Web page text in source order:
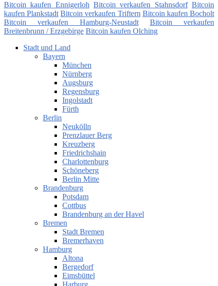
Bitcoin kaufen Ennigerloh Bitcoin verkaufen Stahnsdorf Bitcoin
kaufen Plankstadt Bitcoin verkaufen Triftern Bitcoin kaufen Bocholt
Bitcoin verkaufen Hamburg-Neustadt
Bitcoin verkaufen
Breitenbrunn / Erzgebirge Bitcoin kaufen Olching
Stadt und Land
Bayern
München
Nürnberg
Augsburg
Regensburg
Ingolstadt
Fürth
Berlin
Neukölln
Prenzlauer Berg
Kreuzberg
Friedrichshain
Charlottenburg
Schöneberg
Berlin Mitte
Brandenburg
Potsdam
Cottbus
Brandenburg an der Havel
Bremen
Stadt Bremen
Bremerhaven
Hamburg
Altona
Bergedorf
Eimsbüttel
Harburg